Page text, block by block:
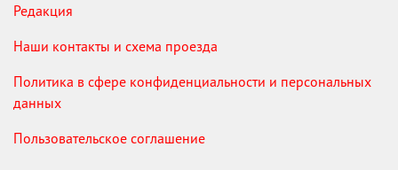
Редакция
Наши контакты и схема проезда
Политика в сфере конфиденциальности и персональных
данных
Пользовательское соглашение